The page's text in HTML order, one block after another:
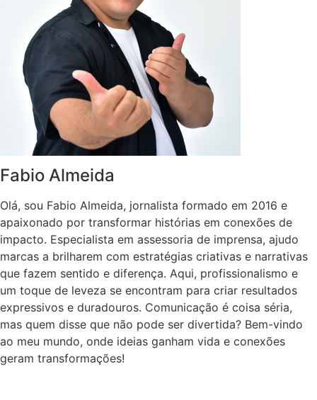
Fabio Almeida
Olá, sou Fabio Almeida, jornalista formado em 2016 e
apaixonado por transformar histórias em conexões de
impacto. Especialista em assessoria de imprensa, ajudo
marcas a brilharem com estratégias criativas e narrativas
que fazem sentido e diferença. Aqui, profissionalismo e
um toque de leveza se encontram para criar resultados
expressivos e duradouros. Comunicação é coisa séria,
mas quem disse que não pode ser divertida? Bem-vindo
ao meu mundo, onde ideias ganham vida e conexões
geram transformações!